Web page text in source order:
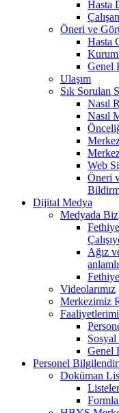
Hasta
Öneri ve
Hasta
Kurum
Genel
Ulaşım
Sık Sorulan
Nasıl
Nasıl
Web
Öneri
Dijital Medya
Medyada Biz
Ağız
Videolarımız
Merkezimiz
Genel
Personel
Doküman
Listeler